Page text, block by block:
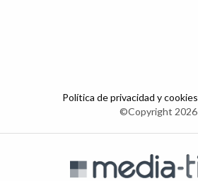
Política de privacidad y cookies
©Copyright 2026